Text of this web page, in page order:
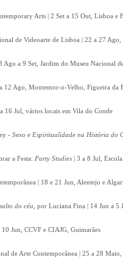
Arts | 2 Set a 15 Out, Lisboa e
de Videoarte de Lisboa | 22 a 27
Ago a 9 Set, Jardim do Museu Nacional
12 Ago, Montemor-o-Velho, Figueira da
16 Jul, vários locais em Vila do Conde
- Sexo e Espiritualidade na História do
a Festa: Party Studies | 3 a 8 Jul,
| 18 e 21 Jun, Alentejo e
do céu , por Luciana Fina | 14 Jun a 5
Jun, CCVF e CIAJG, Guimarães
de Arte Contemporânea | 25 a 28